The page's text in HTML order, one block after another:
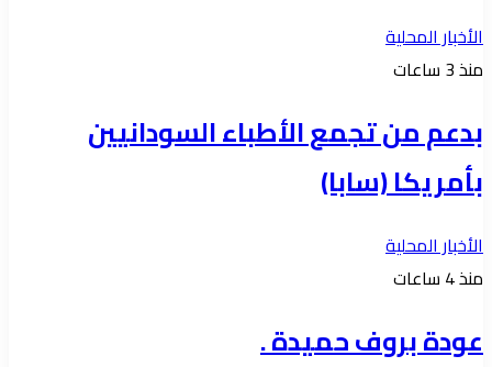
الأخبار المحلية
منذ 3 ساعات
بدعم من تجمع الأطباء السودانيين
بأمريكا (سابا)
الأخبار المحلية
منذ 4 ساعات
عودة بروف حميدة .